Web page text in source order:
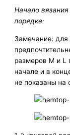
Начало
порядке:
Замечание: для
размеров М и L
начале и в
не показаны на